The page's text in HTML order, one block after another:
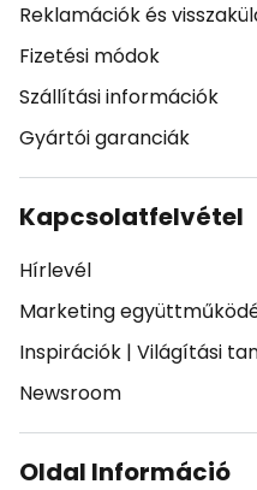
Reklamációk és
Fizetési módok
Szállítási információk
Gyártói garanciák
Kapcsolatfelvétel
Hírlevél
Marketing
Inspirációk | Világítási
Newsroom
Oldal Információ